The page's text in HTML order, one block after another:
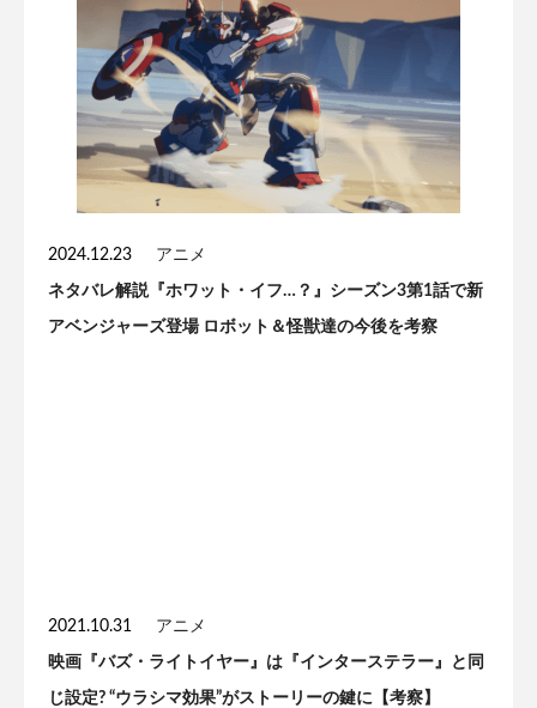
2024.12.23 アニメ
ネタバレ解説『ホワット・イフ…？』シーズン3第1話で新
アベンジャーズ登場 ロボット＆怪獣達の今後を考察
2021.10.31 アニメ
映画『バズ・ライトイヤー』は『インターステラー』と同
じ設定? “ウラシマ効果”がストーリーの鍵に【考察】